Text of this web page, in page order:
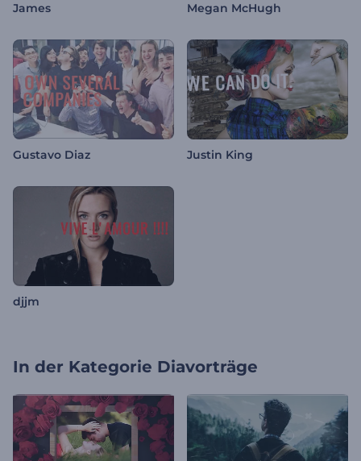
James Megan McHugh
Gustavo Diaz Justin King
djjm
In der Kategorie Diavorträge